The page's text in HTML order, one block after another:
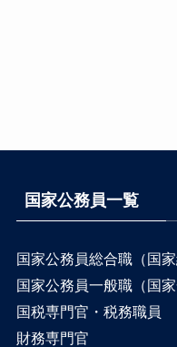
国家公務員一覧
国家公務員総合職（国家
国家公務員一般職（国家
国税専門官・税務職員
財務専門官